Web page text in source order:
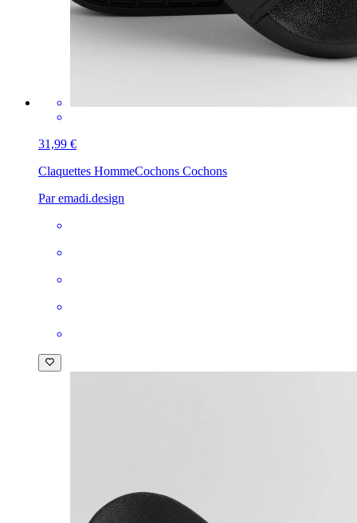
31,99 €
Claquettes HommeCochons Cochons
Par emadi.design